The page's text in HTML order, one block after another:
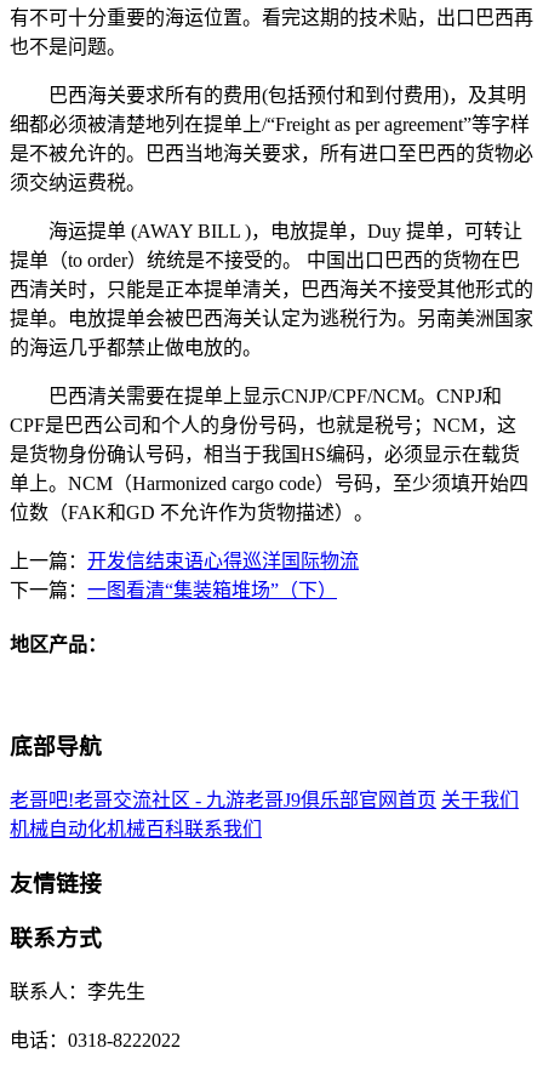
有不可十分重要的海运位置。看完这期的技术贴，出口巴西再
也不是问题。
巴西海关要求所有的费用(包括预付和到付费用)，及其明
细都必须被清楚地列在提单上/“Freight as per agreement”等字样
是不被允许的。巴西当地海关要求，所有进口至巴西的货物必
须交纳运费税。
海运提单 (AWAY BILL )，电放提单，Duy 提单，可转让
提单（to order）统统是不接受的。 中国出口巴西的货物在巴
西清关时，只能是正本提单清关，巴西海关不接受其他形式的
提单。电放提单会被巴西海关认定为逃税行为。另南美洲国家
的海运几乎都禁止做电放的。
巴西清关需要在提单上显示CNJP/CPF/NCM。CNPJ和
CPF是巴西公司和个人的身份号码，也就是税号；NCM，这
是货物身份确认号码，相当于我国HS编码，必须显示在载货
单上。NCM（Harmonized cargo code）号码，至少须填开始四
位数（FAK和GD 不允许作为货物描述）。
上一篇： 开发信结束语心得巡洋国际物流
下一篇： 一图看清“集装箱堆场”（下）
地区产品：
底部导航
老哥吧!老哥交流社区 - 九游老哥J9俱乐部官网首页 关于我们
机械自动化机械百科联系我们
友情链接
联系方式
联系人：李先生
电话：0318-8222022